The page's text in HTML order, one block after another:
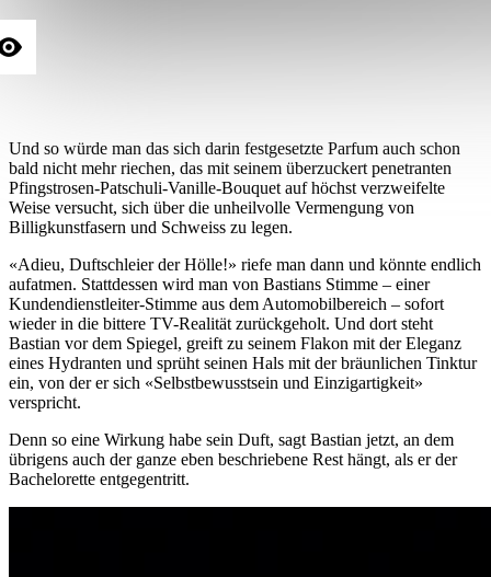
Und so würde man das sich darin festgesetzte Parfum auch schon
bald nicht mehr riechen, das mit seinem überzuckert penetranten
Pfingstrosen-Patschuli-Vanille-Bouquet auf höchst verzweifelte
Weise versucht, sich über die unheilvolle Vermengung von
Billigkunstfasern und Schweiss zu legen.
«Adieu, Duftschleier der Hölle!» riefe man dann und könnte endlich
aufatmen. Stattdessen wird man von Bastians Stimme – einer
Kundendienstleiter-Stimme aus dem Automobilbereich – sofort
wieder in die bittere TV-Realität zurückgeholt. Und dort steht
Bastian vor dem Spiegel, greift zu seinem Flakon mit der Eleganz
eines Hydranten und sprüht seinen Hals mit der bräunlichen Tinktur
ein, von der er sich «Selbstbewusstsein und Einzigartigkeit»
verspricht.
Denn so eine Wirkung habe sein Duft, sagt Bastian jetzt, an dem
übrigens auch der ganze eben beschriebene Rest hängt, als er der
Bachelorette entgegentritt.